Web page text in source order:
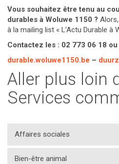
Vous souhaitez être tenu au
durables à Woluwe 1150 ?
à la mailing list « L’Actu Durable à
Contactez les : 02 773 06 18 ou
durable.woluwe1150.be –
Aller plus loin
Services
Affaires sociales
Bien-être animal